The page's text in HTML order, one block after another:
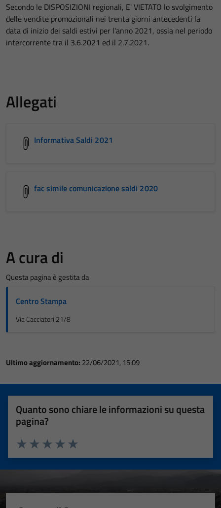
Secondo le DISPOSIZIONI regionali, E' VIETATO lo svolgimento
delle vendite promozionali nei trenta giorni antecedenti la
data di inizio dei saldi estivi per l'anno 2021, ossia nel periodo
intercorrente tra il 3.6.2021 ed il 2.7.2021.
Allegati
Informativa Saldi 2021
fac simile comunicazione saldi 2020
A cura di
Questa pagina è gestita da
Centro Stampa
Via Cacciatori 21/8
Ultimo aggiornamento: 22/06/2021, 15:09
Quanto sono chiare le informazioni su questa
pagina?
Valuta 5 stelle su 5
Valuta 4 stelle su 5
Valuta 3 stelle su 5
Valuta 2 stelle su 5
Valuta 1 stelle su 5